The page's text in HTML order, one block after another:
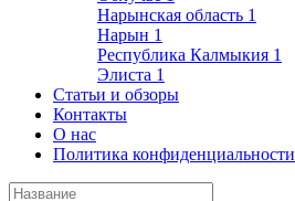
Нарынская область 1
Нарын 1
Республика Калмыкия 1
Элиста 1
Статьи и обзоры
Контакты
О нас
Политика конфиденциальности